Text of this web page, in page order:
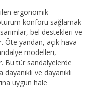
ergonomik
konforu sağlamak
bel destekleri ve
Öte yandan, açık hava
modelleri,
Bu tür sandalyelerde
ve dayanıklı
uygun hale